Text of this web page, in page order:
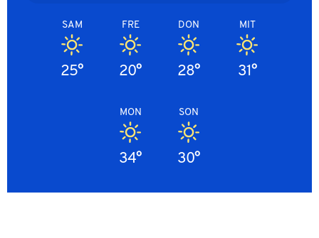
MIT
31°
DON
28°
FRE
20°
SAM
25°
SON
30°
MON
34°